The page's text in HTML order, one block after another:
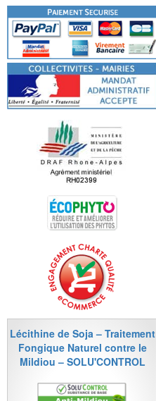
Lécithine de Soja – Traitement
Fongique Naturel contre le
Mildiou – SOLU'CONTROL